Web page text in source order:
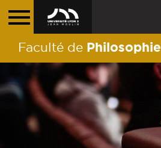
Faculté de Philosophie